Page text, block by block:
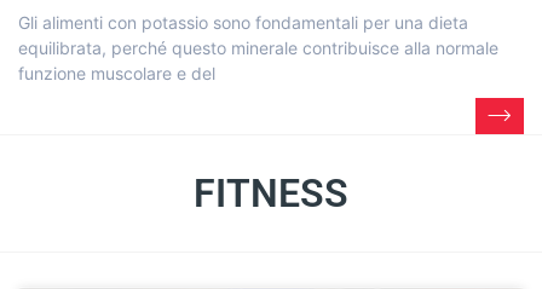
Gli alimenti con potassio sono fondamentali per una dieta
equilibrata, perché questo minerale contribuisce alla normale
funzione muscolare e del
FITNESS